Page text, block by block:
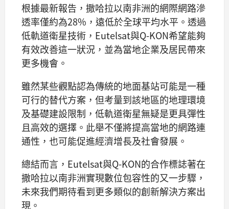
根據最新報告，撒哈拉以南非洲的網際網路滲
透率僅約為28%，遠低於全球平均水平。透過
低軌道衛星技術，Eutelsat與Q-KON希望能夠
有效改善這一狀況，並為當地企業及居民帶來
更多機會。
雖然某些觀點認為傳統的地面基站可能是一種
可行的替代方案，但考量到該地區的地理環境
及基礎建設限制，低軌道衛星無疑是更具彈性
且高效的選擇。此舉不僅將提高當地的網路連
通性，也可能促進經濟增長及社會發展。
總結而言，Eutelsat與Q-KON的合作標誌著在
撒哈拉以南非洲實現數位包容性的又一步驟，
未來我們期待看到更多類似的創新解決方案出
現。